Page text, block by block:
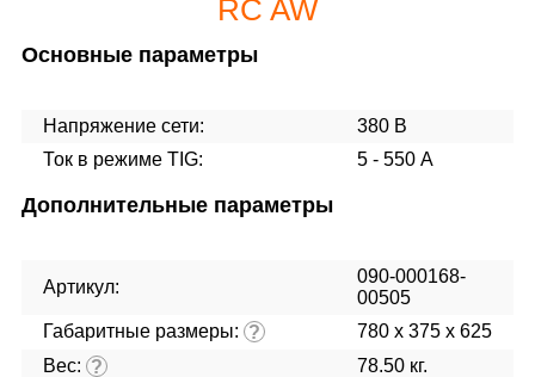
RC AW
Основные параметры
Напряжение сети:
380 В
Ток в режиме TIG:
5 - 550 А
Дополнительные параметры
Артикул:
090-000168-
00505
Габаритные размеры: ?
780 x 375 x 625
Вес: ? 78.50 кг.